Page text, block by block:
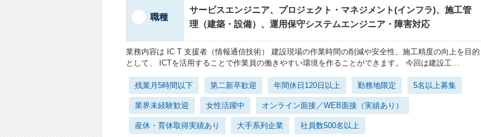
職種
サービスエンジニア、プロジェクト・マネジメント(インフラ)、施工管
理（建築・設備）、運用保守システムエンジニア・障害対応
業務内容は IC T 支援者（情報通信技術） 建設現場の作業時間の削減や安全性、施工精度の向上を目的
として、 ICTを活用することで作業員の働きやすい環境を作ることができます。 今回は建設工…
残業月5時間以下 第二新卒歓迎 年間休日120日以上 勤務地限定 5名以上募集
業界未経験歓迎 女性活躍中 オンライン面接／WEB面接（実績あり）
産休・育休取得実績あり 大手系列企業 社員数500名以上